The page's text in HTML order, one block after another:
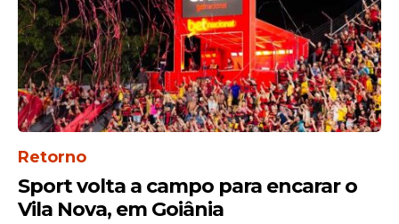
Retorno
Sport volta a campo para encarar o
Vila Nova, em Goiânia